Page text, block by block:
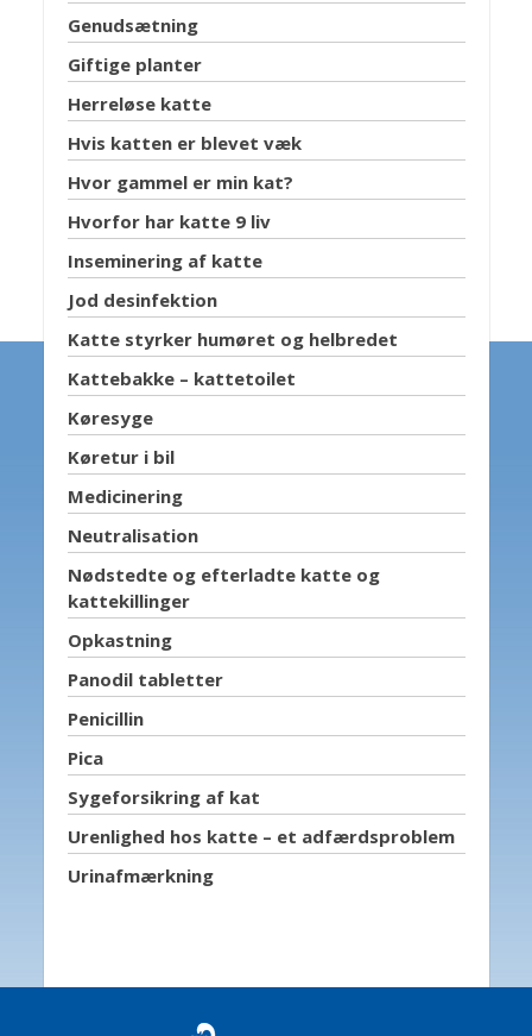
Genudsætning
Giftige planter
Herreløse katte
Hvis katten er blevet væk
Hvor gammel er min kat?
Hvorfor har katte 9 liv
Inseminering af katte
Jod desinfektion
Katte styrker humøret og helbredet
Kattebakke – kattetoilet
Køresyge
Køretur i bil
Medicinering
Neutralisation
Nødstedte og efterladte katte og
kattekillinger
Opkastning
Panodil tabletter
Penicillin
Pica
Sygeforsikring af kat
Urenlighed hos katte – et adfærdsproblem
Urinafmærkning